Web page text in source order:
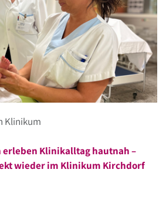
Klinikum
erleben Klinikalltag hautnah –
wieder im Klinikum Kirchdorf